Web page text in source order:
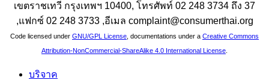
เขตราชเทวี กรุงเทพฯ 10400, โทรศัพท์ 02 248 3734 ถึง 37
,แฟกซ์ 02 248 3733 ,อีเมล complaint@consumerthai.org
Code licensed under GNU/GPL License , documentations under a Creative Commons
Attribution-NonCommercial-ShareAlike 4.0 International License
บริจาค